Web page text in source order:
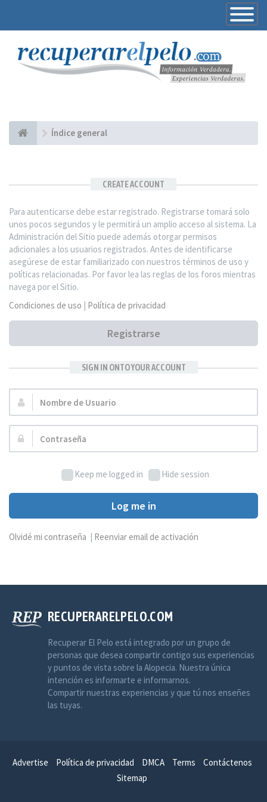
Toggle
Índice general
CREATE ACCOUNT
Para autenticarse debe estar registrado. Registrarse tomará solo
unos pocos segundos y le permitirá un amplio acceso al sistema. La
Administración del Sitio puede además otorgar permisos
adicionales a los usuarios registrados. Antes de identificarse
asegúrese de estar familiarizado con nuestros términos de uso y
políticas relacionadas. Por favor lea las reglas de los foros mientras
navega por el Sitio.
Condiciones de uso | Política de privacidad
Registrarse
SIGN IN ONTO YOUR ACCOUNT
Nombre
de
Usuario:
Contraseña:
Keep me logged in Hide session
Log me in
Olvidé mi contraseña Reenviar email de activación
RECUPERARELPELO.COM
Recuperar El Pelo está integrado por un grupo de
personas que desea compartir contigo sus experiencias
y puntos de vista sobre la Alopecia. Nuestra única
intención es informarte e informarnos.
Compartir nuestras experiencias y que tú nos enseñes
las tuyas.
Advertise Política de privacidad DMCA Terms
Contáctenos
Sitemap